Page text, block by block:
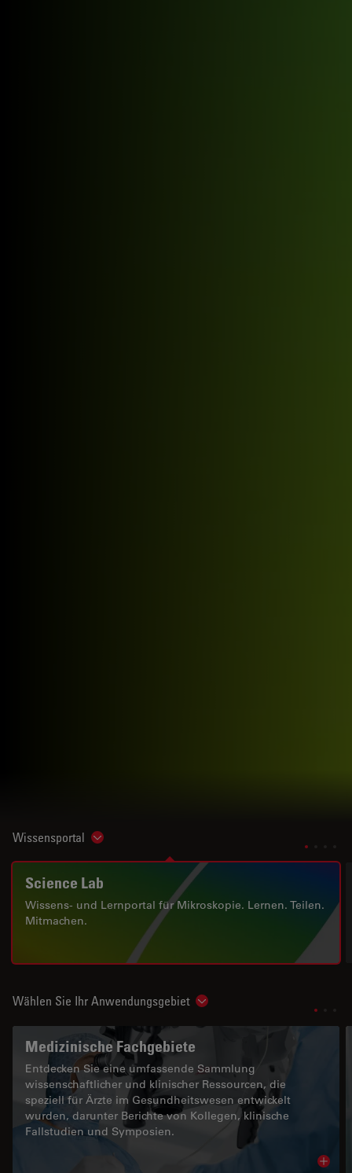
Wissensportal Show subnavigation
Science Lab
Wissens- und Lernportal für Mikroskopie. Lernen. Teilen.
Mitmachen.
Wählen Sie Ihr Anwendungsgebiet Show subnavigation
Medizinische Fachgebiete
Entdecken Sie eine umfassende Sammlung
wissenschaftlicher und klinischer Ressourcen, die
speziell für Ärzte im Gesundheitswesen entwickelt
wurden, darunter Berichte von Kollegen, klinische
Fallstudien und Symposien.